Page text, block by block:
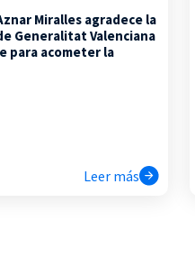
Miralles agradece la
Generalitat Valenciana
para acometer la
Leer más